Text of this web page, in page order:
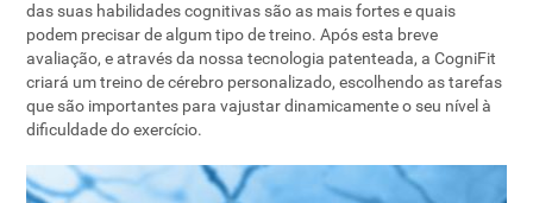
das suas habilidades cognitivas são as mais fortes e quais
podem precisar de algum tipo de treino. Após esta breve
avaliação, e através da nossa tecnologia patenteada, a CogniFit
criará um treino de cérebro personalizado, escolhendo as tarefas
que são importantes para vajustar dinamicamente o seu nível à
dificuldade do exercício.